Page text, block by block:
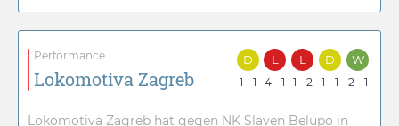
Performance
Lokomotiva Zagreb
D
1 - 1
L
4 - 1
L
1 - 2
D
1 - 1
W
2 - 1
Lokomotiva Zagreb hat gegen NK Slaven Belupo in